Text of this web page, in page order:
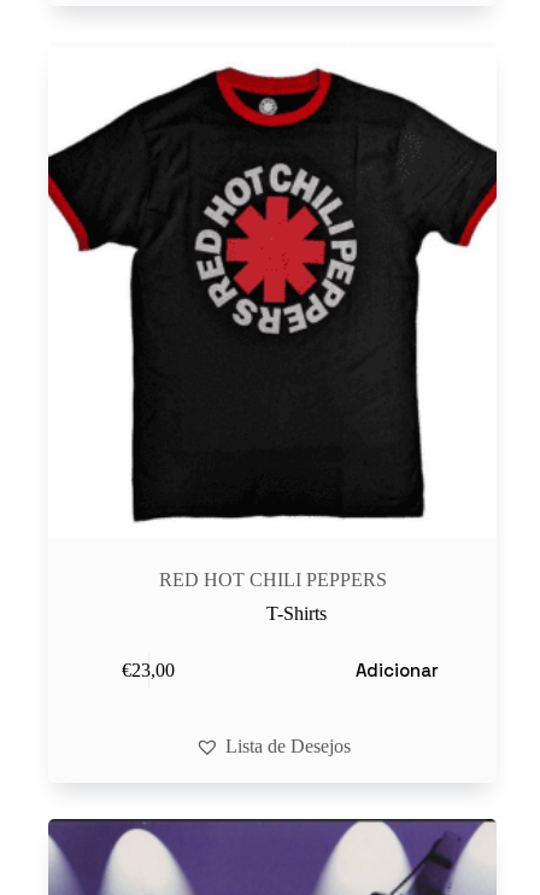
RED HOT CHILI PEPPERS
T-Shirts
€23,00 Adicionar
Lista de Desejos